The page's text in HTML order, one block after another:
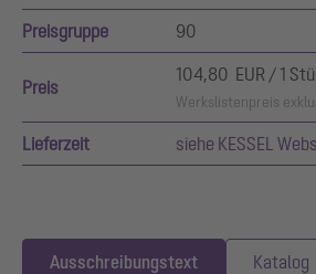
Preisgruppe 90
Preis
104,80 EUR / 1
Werkslistenpreis
Lieferzeit siehe KESSEL
Ausschreibungstext Katalog